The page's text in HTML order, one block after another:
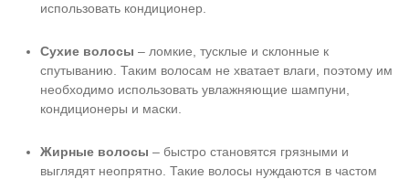
использовать кондиционер.
Сухие волосы – ломкие, тусклые и склонные к
спутыванию. Таким волосам не хватает влаги, поэтому им
необходимо использовать увлажняющие шампуни,
кондиционеры и маски.
Жирные волосы – быстро становятся грязными и
выглядят неопрятно. Такие волосы нуждаются в частом